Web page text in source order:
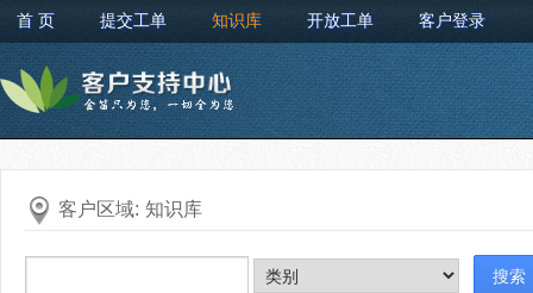
首 页 提交工单 知识库 开放工单 客户登录
客户区域: 知识库